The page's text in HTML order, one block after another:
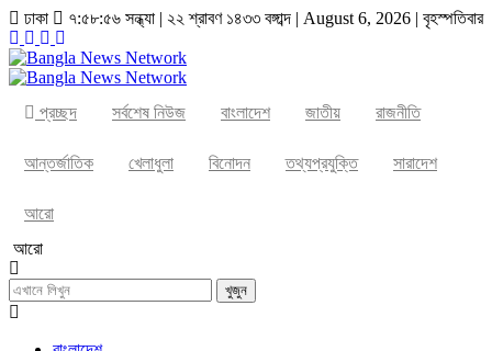
ঢাকা ৭:৫৮:৫৬ সন্ধ্যা | ২২ শ্রাবণ ১৪৩৩ বঙ্গাব্দ | August 6, 2026 | বৃহস্পতিবার
প্রচ্ছদ সর্বশেষ নিউজ বাংলাদেশ জাতীয় রাজনীতি
আন্তর্জাতিক খেলাধুলা বিনোদন তথ্যপ্রযুক্তি সারাদেশ
আরো
আরো
খুজুন